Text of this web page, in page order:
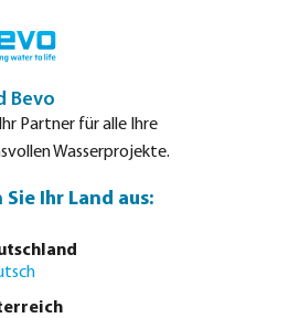
PVC-U 1 1/2" x 1"
10bar
Ring Typ verstärkt
Bevo
Partner für alle Ihre
Wasserprojekte.
Sie Ihr Land aus: